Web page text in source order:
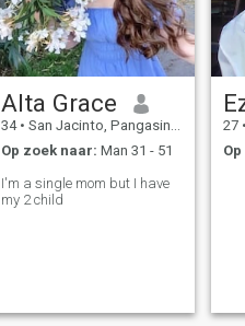
Alta Grace
34 • San Jacinto, Pangasinan, Filipijnen
Op zoek naar: Man 31 - 51
I'm a single mom but I have
my 2 child
27 •